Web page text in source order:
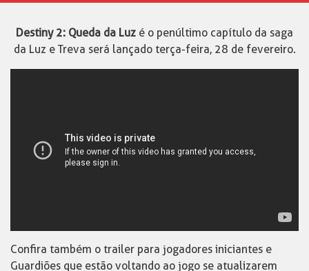
Destiny 2: Queda da Luz é o penúltimo capítulo da saga
da Luz e Treva será lançado terça-feira, 28 de fevereiro.
Confira também o trailer para jogadores iniciantes e
Guardiões que estão voltando ao jogo se atualizarem